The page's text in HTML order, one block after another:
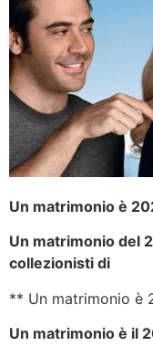
Un matrimonio è
Un matrimonio del
collezionisti di
** Un matrimonio è
Un matrimonio è il